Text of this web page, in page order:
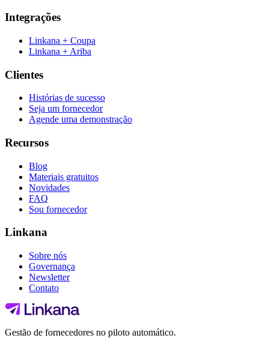
Integrações
Linkana + Coupa
Linkana + Ariba
Clientes
Histórias de sucesso
Seja um fornecedor
Agende uma demonstração
Recursos
Blog
Materiais gratuitos
Novidades
FAQ
Sou fornecedor
Linkana
Sobre nós
Governança
Newsletter
Contato
Gestão de fornecedores no piloto automático.